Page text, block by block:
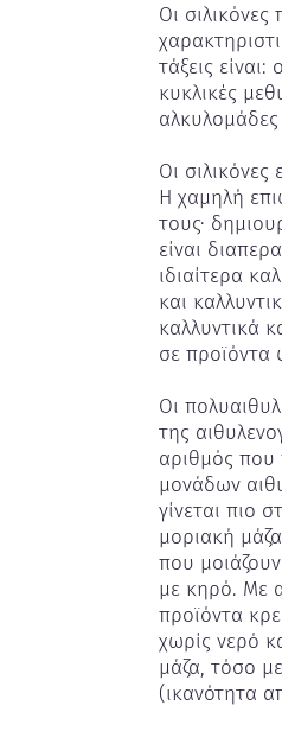
Οι
τάξεις
κυκλικές
Οι
Η χαμηλή
τους∙
είναι
ιδιαίτερα
και
καλλυντικά
σε προϊόντα
Οι
της
αριθμός που
μονάδων
γίνεται πιο
μοριακή
που
με κηρό. Με
προϊόντα
χωρίς νερό
μάζα, τόσο
(ικανότητα